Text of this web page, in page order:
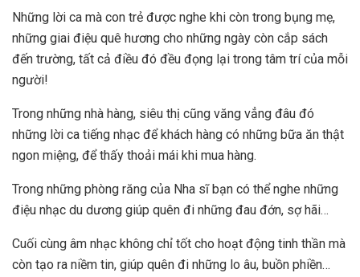
Những lời ca mà con trẻ được nghe khi còn trong bụng mẹ,
những giai điệu quê hương cho những ngày còn cắp sách
đến trường, tất cả điều đó đều đọng lại trong tâm trí của mỗi
người!
Trong những nhà hàng, siêu thị cũng văng vẳng đâu đó
những lời ca tiếng nhạc để khách hàng có những bữa ăn thật
ngon miệng, để thấy thoải mái khi mua hàng.
Trong những phòng răng của Nha sĩ bạn có thể nghe những
điệu nhạc du dương giúp quên đi những đau đớn, sợ hãi…
Cuối cùng âm nhạc không chỉ tốt cho hoạt động tinh thần mà
còn tạo ra niềm tin, giúp quên đi những lo âu, buồn phiền…